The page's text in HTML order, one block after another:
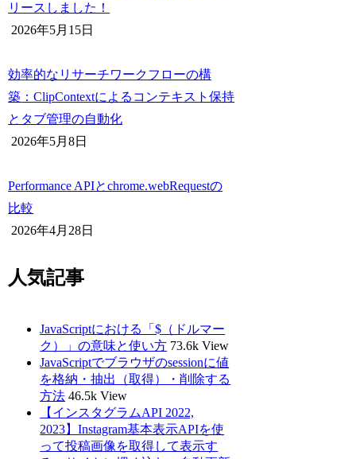
リースしました！
2026年5月15日
効率的なリサーチワークフローの構
築：ClipContextによるコンテキスト保持
とタブ管理の自動化
2026年5月8日
Performance APIとchrome.webRequestの
比較
2026年4月28日
人気記事
JavaScriptにおける「$（ドルマー
ク）」の意味と使い方 73.6k View
JavaScriptでブラウザのsessionに値
を格納・抽出（取得）・削除する
方法 46.5k View
【インスタグラムAPI 2022,
2023】Instagram基本表示APIを使
って投稿画像を取得して表示す